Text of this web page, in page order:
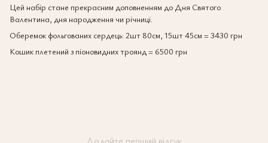
Цей набір стане прекрасним доповненням до Дня Святого
Валентина, дня народження чи річниці.
Оберемок фольгованих сердець: 2шт 80см, 15шт 45см = 3430 грн
Кошик плетений з піоновидних троянд = 6500 грн